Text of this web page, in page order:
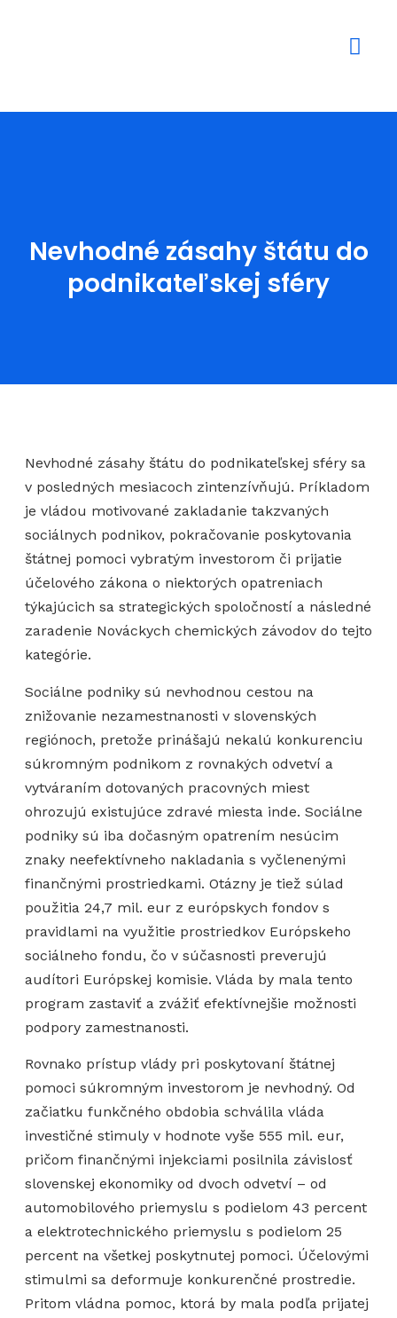
Nevhodné zásahy štátu do
podnikateľskej sféry
Nevhodné zásahy štátu do podnikateľskej sféry sa
v posledných mesiacoch zintenzívňujú. Príkladom
je vládou motivované zakladanie takzvaných
sociálnych podnikov, pokračovanie poskytovania
štátnej pomoci vybratým investorom či prijatie
účelového zákona o niektorých opatreniach
týkajúcich sa strategických spoločností a následné
zaradenie Nováckych chemických závodov do tejto
kategórie.
Sociálne podniky sú nevhodnou cestou na
znižovanie nezamestnanosti v slovenských
regiónoch, pretože prinášajú nekalú konkurenciu
súkromným podnikom z rovnakých odvetví a
vytváraním dotovaných pracovných miest
ohrozujú existujúce zdravé miesta inde. Sociálne
podniky sú iba dočasným opatrením nesúcim
znaky neefektívneho nakladania s vyčlenenými
finančnými prostriedkami. Otázny je tiež súlad
použitia 24,7 mil. eur z európskych fondov s
pravidlami na využitie prostriedkov Európskeho
sociálneho fondu, čo v súčasnosti preverujú
audítori Európskej komisie. Vláda by mala tento
program zastaviť a zvážiť efektívnejšie možnosti
podpory zamestnanosti.
Rovnako prístup vlády pri poskytovaní štátnej
pomoci súkromným investorom je nevhodný. Od
začiatku funkčného obdobia schválila vláda
investičné stimuly v hodnote vyše 555 mil. eur,
pričom finančnými injekciami posilnila závislosť
slovenskej ekonomiky od dvoch odvetví – od
automobilového priemyslu s podielom 43 percent
a elektrotechnického priemyslu s podielom 25
percent na všetkej poskytnutej pomoci. Účelovými
stimulmi sa deformuje konkurenčné prostredie.
Pritom vládna pomoc, ktorá by mala podľa prijatej